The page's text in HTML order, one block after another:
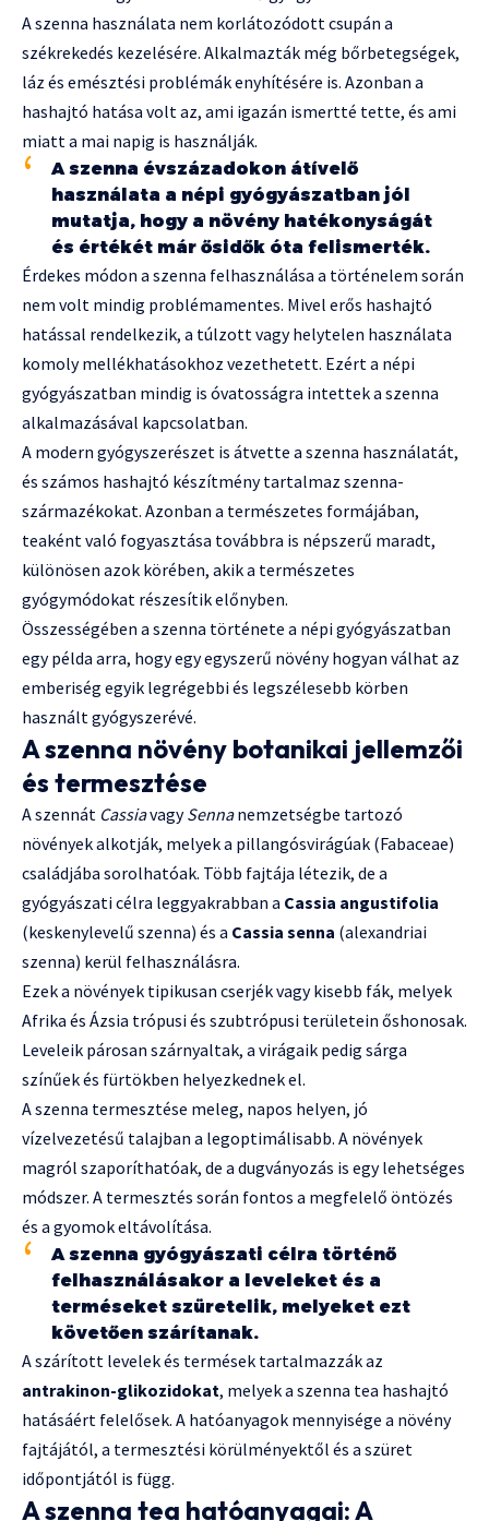
A szenna használata nem korlátozódott csupán a
székrekedés kezelésére. Alkalmazták még bőrbetegségek,
láz és emésztési problémák enyhítésére is. Azonban a
hashajtó hatása volt az, ami igazán ismertté tette, és ami
miatt a mai napig is használják.
A szenna évszázadokon átívelő
használata a népi gyógyászatban jól
mutatja, hogy a növény hatékonyságát
és értékét már ősidők óta felismerték.
Érdekes módon a szenna felhasználása a történelem során
nem volt mindig problémamentes. Mivel erős hashajtó
hatással rendelkezik, a túlzott vagy helytelen használata
komoly mellékhatásokhoz vezethetett. Ezért a népi
gyógyászatban mindig is óvatosságra intettek a szenna
alkalmazásával kapcsolatban.
A modern gyógyszerészet is átvette a szenna használatát,
és számos hashajtó készítmény tartalmaz szenna-
származékokat. Azonban a természetes formájában,
teaként való fogyasztása továbbra is népszerű maradt,
különösen azok körében, akik a természetes
gyógymódokat részesítik előnyben.
Összességében a szenna története a népi gyógyászatban
egy példa arra, hogy egy egyszerű növény hogyan válhat az
emberiség egyik legrégebbi és legszélesebb körben
használt gyógyszerévé.
A szenna növény botanikai jellemzői
és termesztése
A szennát CassiavagySennanemzetségbe tartozó
növények alkotják, melyek a pillangósvirágúak (Fabaceae)
családjába sorolhatóak. Több fajtája létezik, de a
gyógyászati célra leggyakrabban a Cassia angustifolia
(keskenylevelű szenna) és a Cassia senna (alexandriai
szenna) kerül felhasználásra.
Ezek a növények tipikusan cserjék vagy kisebb fák, melyek
Afrika és Ázsia trópusi és szubtrópusi területein őshonosak.
Leveleik párosan szárnyaltak, a virágaik pedig sárga
színűek és fürtökben helyezkednek el.
A szenna termesztése meleg, napos helyen, jó
vízelvezetésű talajban a legoptimálisabb. A növények
magról szaporíthatóak, de a dugványozás is egy lehetséges
módszer. A termesztés során fontos a megfelelő öntözés
és a gyomok eltávolítása.
A szenna gyógyászati célra történő
felhasználásakor a leveleket és a
terméseket szüretelik, melyeket ezt
követően szárítanak.
A szárított levelek és termések tartalmazzák az
antrakinon-glikozidokat, melyek a szenna tea hashajtó
hatásáért felelősek. A hatóanyagok mennyisége a növény
fajtájától, a termesztési körülményektől és a szüret
időpontjától is függ.
A szenna tea hatóanyagai: A